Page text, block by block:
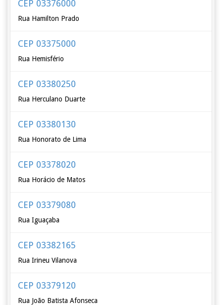
CEP 03376000
Rua Hamilton Prado
CEP 03375000
Rua Hemisfério
CEP 03380250
Rua Herculano Duarte
CEP 03380130
Rua Honorato de Lima
CEP 03378020
Rua Horácio de Matos
CEP 03379080
Rua Iguaçaba
CEP 03382165
Rua Irineu Vilanova
CEP 03379120
Rua João Batista Afonseca